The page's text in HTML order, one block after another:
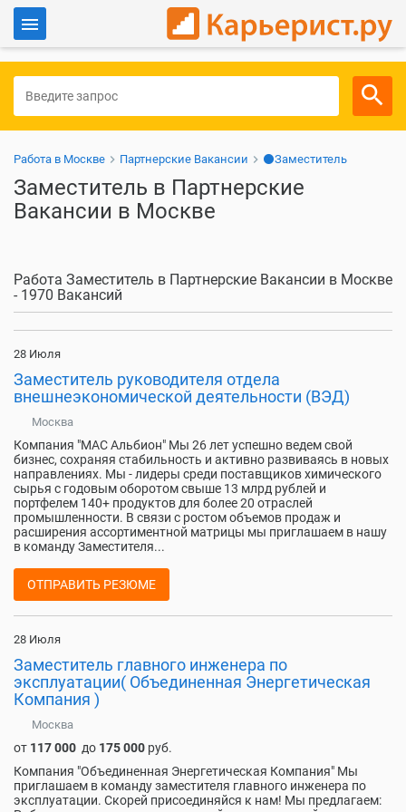
Для работодателей
Работа в Москве Партнерские Вакансии ⚫Заместитель
Заместитель в Партнерские
Вакансии в Москве
Работа Заместитель в Партнерские Вакансии в Москве
- 1970 Вакансий
28 Июля
Заместитель руководителя отдела
внешнеэкономической деятельности (ВЭД)
Москва
Компания "МАС Альбион" Мы 26 лет успешно ведем свой
бизнес, сохраняя стабильность и активно развиваясь в новых
направлениях. Мы - лидеры среди поставщиков химического
сырья с годовым оборотом свыше 13 млрд рублей и
портфелем 140+ продуктов для более 20 отраслей
промышленности. В связи с ростом объемов продаж и
расширения ассортиментной матрицы мы приглашаем в нашу
в команду Заместителя...
ОТПРАВИТЬ РЕЗЮМЕ
28 Июля
Заместитель главного инженера по
эксплуатации( Объединенная Энергетическая
Компания )
Москва
от 117 000 до 175 000 руб.
Компания "Объединенная Энергетическая Компания" Мы
приглашаем в команду заместителя главного инженера по
эксплуатации. Скорей присоединяйся к нам! Мы предлагаем: